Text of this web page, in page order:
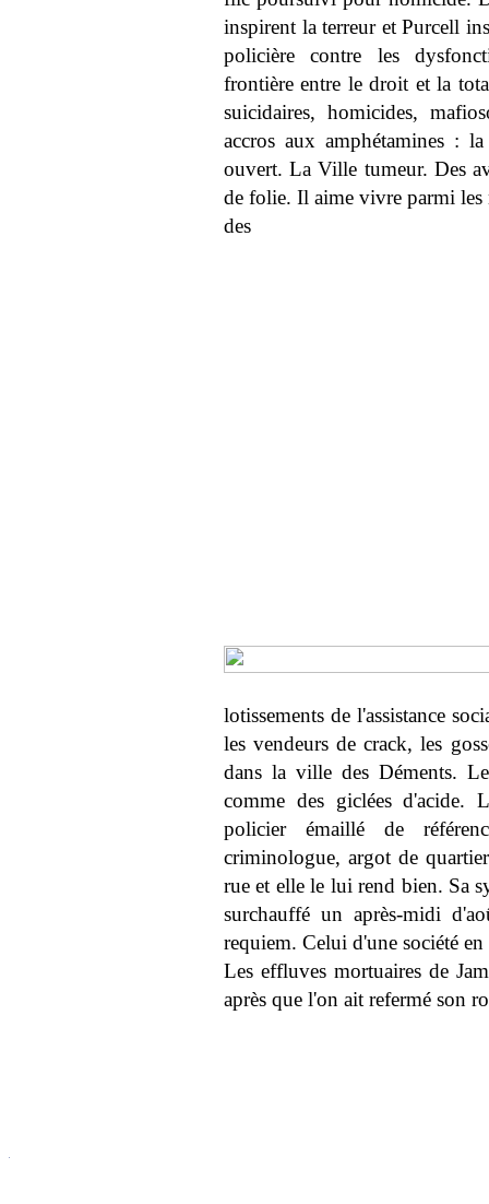
inspirent la terreur et Purcell
policière contre les
frontière entre le droit et la
suicidaires, homicides,
accros aux amphétamines :
ouvert. La Ville tumeur. Des
de folie. Il aime vivre parmi les
des
lotissements de l'assistance
les vendeurs de crack, les
dans la ville des Déments.
comme des giclées d'acide.
policier émaillé de
criminologue, argot de
rue et elle le lui rend bien. Sa
surchauffé un après-midi
requiem. Celui d'une société
Les effluves mortuaires de
après que l'on ait refermé son